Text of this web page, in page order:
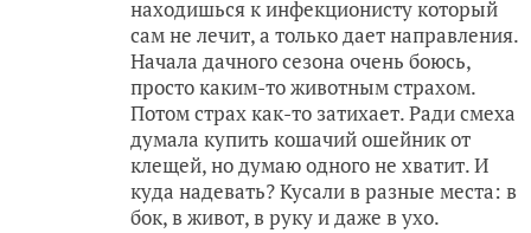
находишься к инфекционисту который
сам не лечит, а только дает направления.
Начала дачного сезона очень боюсь,
просто каким-то животным страхом.
Потом страх как-то затихает. Ради смеха
думала купить кошачий ошейник от
клещей, но думаю одного не хватит. И
куда надевать? Кусали в разные места: в
бок, в живот, в руку и даже в ухо.